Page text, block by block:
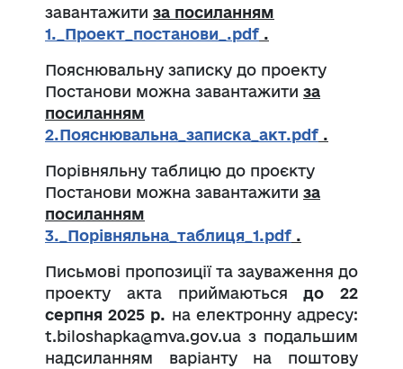
завантажити за посиланням
1._Проект_постанови_.pdf.
Пояснювальну записку до проекту
Постанови можна завантажити за
посиланням
2.Пояснювальна_записка_акт.pdf.
Порівняльну таблицю до проєкту
Постанови можна завантажити за
посиланням
3._Порівняльна_таблиця_1.pdf.
Письмові пропозиції та зауваження до
проекту акта приймаються до 22
серпня 2025 р. на електронну адресу:
t.biloshapka@mva.gov.ua з подальшим
надсиланням варіанту на поштову